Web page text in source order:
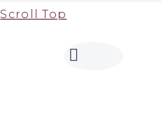
Scroll Top